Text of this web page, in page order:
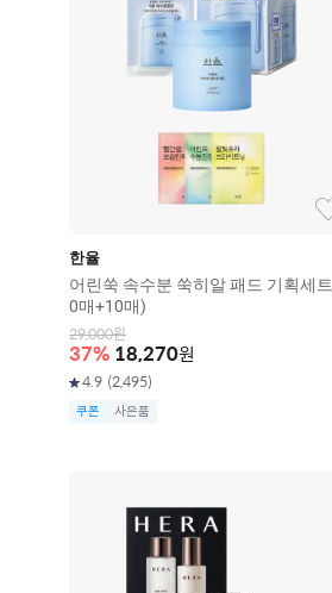
한율
어린쑥 속수분 쑥히알 패드 기획세
0매+10매)
29,000원
37% 18,270원
4.9 (2,495)
쿠폰 사은품